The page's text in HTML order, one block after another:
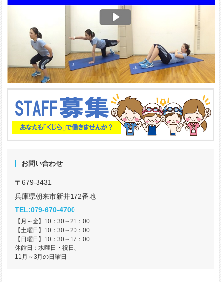
お問い合わせ
〒679-3431
兵庫県朝来市新井172番地
TEL:079-670-4700
【月～金】10：30～21：00
【土曜日】10：30～20：00
【日曜日】10：30～17：00
休館日：水曜日・祝日、
11月～3月の日曜日